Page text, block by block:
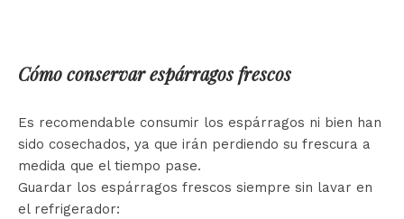
Cómo conservar espárragos frescos
Es recomendable consumir los espárragos ni bien han
sido cosechados, ya que irán perdiendo su frescura a
medida que el tiempo pase.
Guardar los espárragos frescos siempre sin lavar en
el refrigerador: